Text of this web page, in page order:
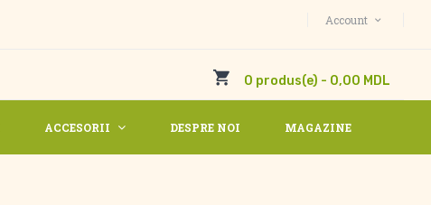
Account
0 produs(e) - 0,00 MDL
ACCESORII DESPRE NOI MAGAZINE